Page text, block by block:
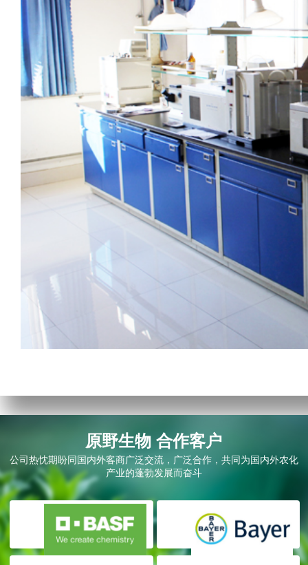
原野生物 合作客户
公司热忱期盼同国内外客商广泛交流，广泛合作，共同为国内外农化
产业的蓬勃发展而奋斗